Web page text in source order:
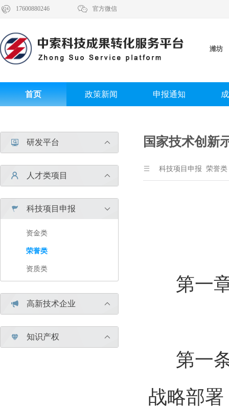
 17600880246  官方微信
潍坊
首页 政策新闻 申报通知
 研发平台 
 人才类项目 
 科技项目申报 
资金类
荣誉类
资质类
 高新技术企业 
 知识产权 
国家技术创新
 科技项目申报 荣誉类
第一
第一
战略部